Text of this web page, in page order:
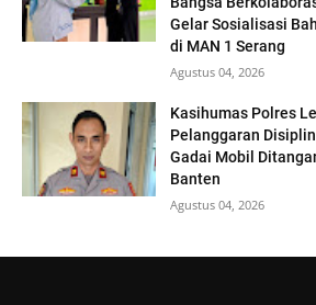
Gelar Sosialisasi
di MAN 1 Serang
Agustus 04, 2026
Kasihumas Polres
Pelanggaran
Gadai Mobil
Banten
Agustus 04, 2026